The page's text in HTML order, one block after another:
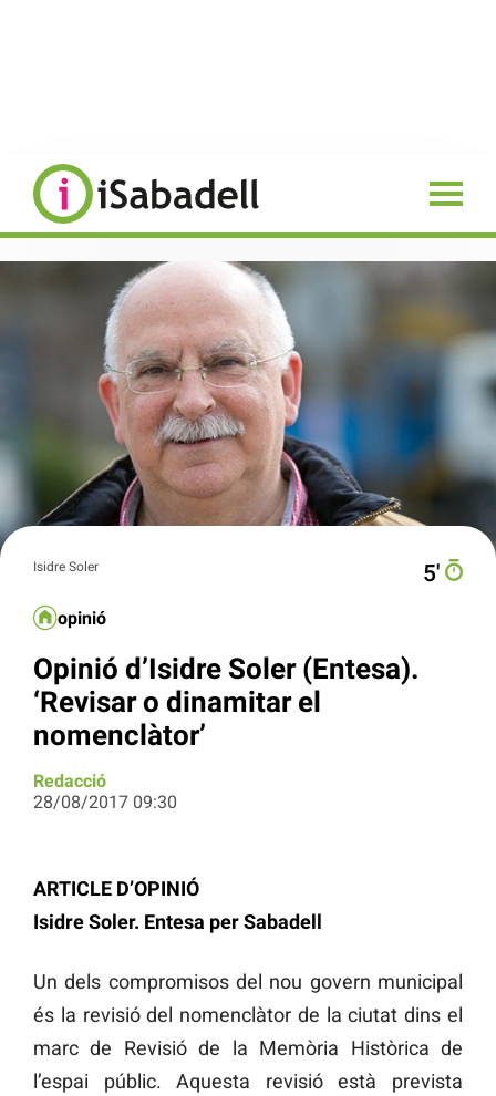
Isidre Soler 5′
opinió
Opinió d’Isidre Soler (Entesa).
‘Revisar o dinamitar el
nomenclàtor’
Redacció
28/08/2017 09:30
ARTICLE D’OPINIÓ
Isidre Soler. Entesa per Sabadell
Un dels compromisos del nou govern municipal
és la revisió del nomenclàtor de la ciutat dins el
marc de Revisió de la Memòria Històrica de
l’espai públic. Aquesta revisió està prevista